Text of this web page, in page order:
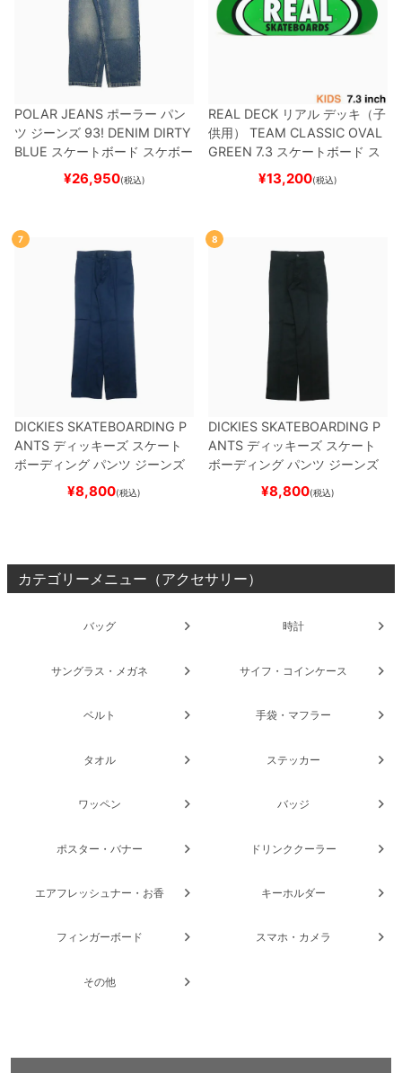
POLAR JEANS ポーラー パン
ツ ジーンズ 93! DENIM DIRTY
BLUE スケートボード スケボー
¥26,950(税込)
REAL DECK リアル デッキ（子
供用）
TEAM CLASSIC OVAL
GREEN 7.3 スケートボード ス
¥13,200(税込)
7
DICKIES SKATEBOARDING P
ANTS ディッキーズ スケート
ボーディング パンツ ジーンズ
SLIM FIT 30 LENGTH
スケートボード スケボ
¥8,800(税込)
8
DICKIES SKATEBOARDING P
ANTS ディッキーズ スケート
ボーディング パンツ ジーンズ
SLIM FIT 30 LENGTH
スケートボード スケボー
¥8,800(税込)
カテゴリーメニュー（アクセサリー）
バッグ 時計
サングラス・メガネ サイフ・コインケース
ベルト 手袋・マフラー
タオル ステッカー
ワッペン バッジ
ポスター・バナー ドリンククーラー
エアフレッシュナー・お香 キーホルダー
フィンガーボード スマホ・カメラ
その他